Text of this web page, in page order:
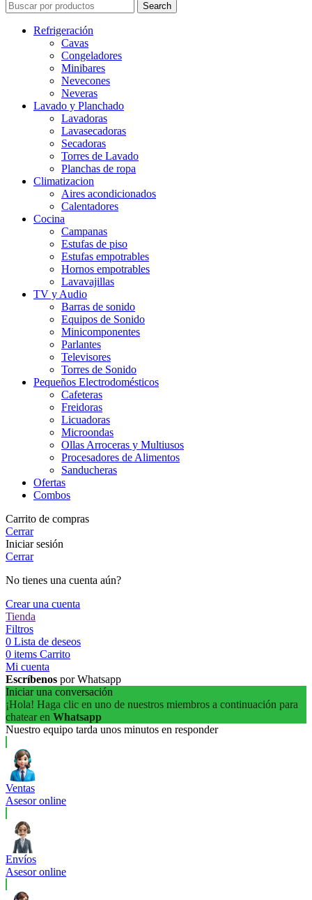
Search
Refrigeración
Cavas
Congeladores
Minibares
Nevecones
Neveras
Lavado y Planchado
Lavadoras
Lavasecadoras
Secadoras
Torres de Lavado
Planchas de ropa
Climatizacion
Aires acondicionados
Calentadores
Cocina
Campanas
Estufas de piso
Estufas empotrables
Hornos empotrables
Lavavajillas
TV y Audio
Barras de sonido
Equipos de Sonido
Minicomponentes
Parlantes
Televisores
Torres de Sonido
Pequeños Electrodomésticos
Cafeteras
Freidoras
Licuadoras
Microondas
Ollas Arroceras y Multiusos
Procesadores de Alimentos
Sanducheras
Ofertas
Combos
Carrito de compras
Cerrar
Iniciar sesión
Cerrar
No tienes una cuenta aún?
Crear una cuenta
Tienda
Filtros
0 Lista de deseos
0 items Carrito
Mi cuenta
Escríbenos por Whatsapp
Iniciar una conversación
¡Hola! Haga clic en uno de nuestros miembros a continuación para
chatear en Whatsapp
Nuestro equipo tarda unos minutos en responder
Ventas
Asesor online
Envíos
Asesor online